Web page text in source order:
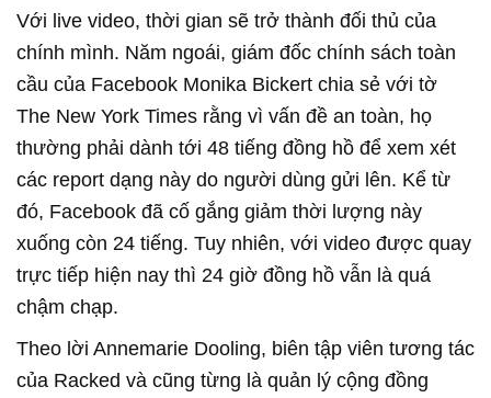
Với live video, thời gian sẽ trở thành đối thủ của
chính mình. Năm ngoái, giám đốc chính sách toàn
cầu của Facebook Monika Bickert chia sẻ với tờ
The New York Times rằng vì vấn đề an toàn, họ
thường phải dành tới 48 tiếng đồng hồ để xem xét
các report dạng này do người dùng gửi lên. Kể từ
đó, Facebook đã cố gắng giảm thời lượng này
xuống còn 24 tiếng. Tuy nhiên, với video được quay
trực tiếp hiện nay thì 24 giờ đồng hồ vẫn là quá
chậm chạp.
Theo lời Annemarie Dooling, biên tập viên tương tác
của Racked và cũng từng là quản lý cộng đồng